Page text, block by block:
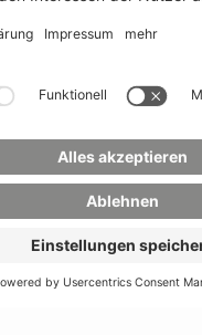
Datenschutz
Barrierefreiheit